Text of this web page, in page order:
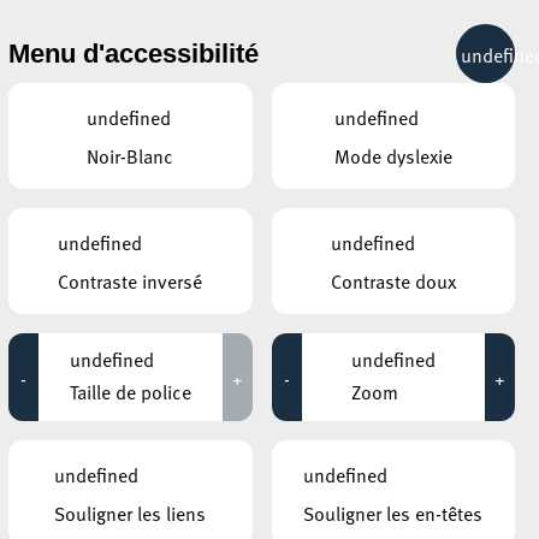
RÉCRÉATION MOBILITÉ
AUTRES ÉVÉNEMENTS
CONSERVATOIRE DE MUSIQUE DE LA
Schlappeconcert – e
Familljeconcert
Outdoor Charity après Ski
15:00 - 23:45
SIMILAIRES
28°C
Menu d'accessibilité
undefined
Noir-Blanc
undefined
Mode dyslexie
undefined
Contraste inversé
undefined
Contraste doux
-
undefined
Taille de police
+ -
undefined
Zoom
+
undefined
Souligner les liens
undefined
Souligner les en-têtes